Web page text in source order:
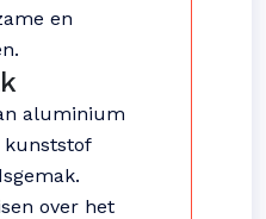
en
aluminium
kunststof
over het